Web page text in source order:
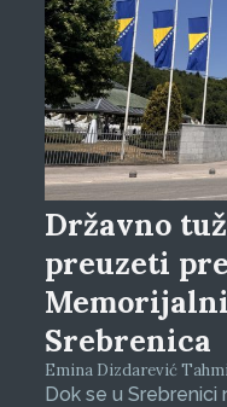
Državno
preuzeti
Srebrenica
Emina Dizdarević
Dok se u Srebrenici